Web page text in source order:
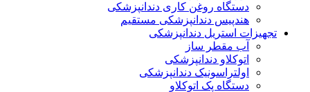
دستگاه روغن کاری دندانپزشکی
هندپیس دندانپزشکی مستقیم
تجهیزات استریل دندانپزشکی
آب مقطر ساز
اتوکلاو دندانپزشکی
اولتراسونیک دندانپزشکی
دستگاه پک اتوکلاو